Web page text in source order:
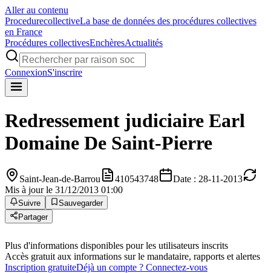
Aller au contenu
ProcedurecollectiveLa base de données des procédures collectives
en France
Procédures collectivesEnchèresActualités
ConnexionS'inscrire
Redressement judiciaire Earl
Domaine De Saint-Pierre
Saint-Jean-de-Barrou 410543748
Date : 28-11-2013
Mis à jour le 31/12/2013 01:00
Suivre
Sauvegarder
Partager
Plus d'informations disponibles pour les utilisateurs inscrits
Accès gratuit aux informations sur le mandataire, rapports et alertes
Inscription gratuiteDéjà un compte ? Connectez-vous